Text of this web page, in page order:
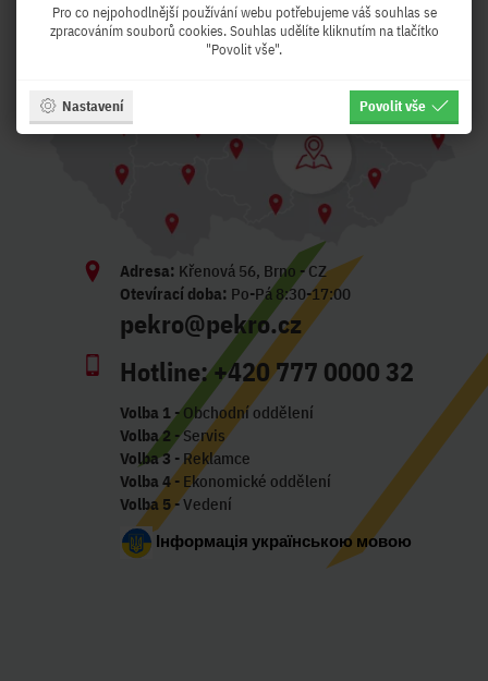
Adresa: Křenová 56, Brno - CZ
Otevírací doba: Po-Pá 8:30-17:00
pekro@pekro.cz
Hotline:+420 777 0000 32
Volba 1- Obchodní oddělení
Volba 2 - Servis
Volba 3 - Reklamce
Volba 4- Ekonomické oddělení
Volba 5- Vedení
Інформація українською мовою
Pro co nejpohodlnější používání webu potřebujeme váš souhlas se
zpracováním souborů cookies. Souhlas udělíte kliknutím na tlačítko
"Povolit vše".
Nastavení Povolit vše